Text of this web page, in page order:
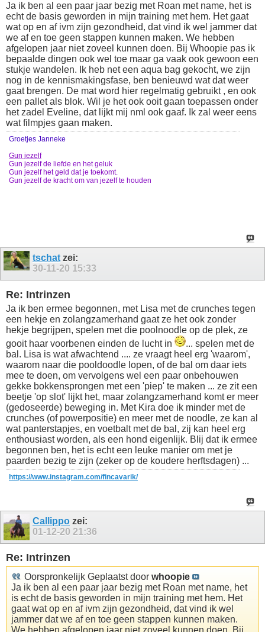
Ja ik ben al een paar jaar bezig met Roan met name, het is
echt de basis geworden in mijn training met hem. Het gaat
wat op en af ivm zijn gezondheid, dat vind ik wel jammer dat
we af en toe geen stappen kunnen maken. We hebben
afgelopen jaar niet zoveel kunnen doen. Bij Whoopie pas ik
bepaalde dingen ook wel toe maar ga vaak ook gewoon een
stukje wandelen. Ik heb net een aqua bag gekocht, we zijn
nog in de kennismakingsfase, ben benieuwd wat dat weer
gaat brengen. De mat word hier regelmatig gebruikt , en ook
een pallet als blok. Wil je het ook ooit gaan toepassen onder
het zadel Eveline, dat lijkt mij nml ook gaaf. Ik zal weer eens
wat filmpjes gaan maken.
Groetjes Janneke
Gun jezelf
Gun jezelf de liefde en het geluk
Gun jezelf het geld dat je toekomt.
Gun jezelf de kracht om van jezelf te houden
tschat zei:
30-11-20 15:33
Re: Intrinzen
Ja ik ben ermee begonnen, met Lisa met de crunches tegen
een hekje en zolangzamerhand gaat ze het ook zonder
hekje begrijpen, spelen met die poolnoodle op de plek, ze
gooit haar voorbenen einden de lucht in
... spelen met de
bal. Lisa is wat afwachtend .... ze vraagt heel erg 'waarom',
waarom naar die pooldoodle lopen, of de bal om daar iets
mee te doen, om vervolgens wel een paar onbehouwen
gekke bokkensprongen met een 'piep' te maken ... ze zit een
beetje 'op slot' lijkt het, maar zolangzamerhand komt er meer
(gedoseerde) beweging in. Met Kira doe ik minder met de
crunches (of powerpositie) en meer met de noodle, ze kan al
wat panterstapjes, en voetbalt met de bal, zij kan heel erg
enthousiast worden, als een hond eigenlijk. Blij dat ik ermee
begonnen ben, het is echt een leuke manier om met je
paarden bezig te zijn (zeker op de koudere herftsdagen) ...
https://www.instagram.com/fincavarik/
Callippo zei:
01-12-20 21:36
Re: Intrinzen
Oorspronkelijk Geplaatst door whoopie
Ja ik ben al een paar jaar bezig met Roan met name, het
is echt de basis geworden in mijn training met hem. Het
gaat wat op en af ivm zijn gezondheid, dat vind ik wel
jammer dat we af en toe geen stappen kunnen maken.
We hebben afgelopen jaar niet zoveel kunnen doen. Bij